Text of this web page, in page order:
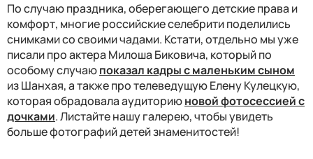
По случаю праздника, оберегающего детские права и
комфорт, многие российские селебрити поделились
снимками со своими чадами. Кстати, отдельно мы уже
писали про актера Милоша Биковича, который по
особому случаюпоказал кадры с маленьким сыном
из Шанхая, а также про телеведущую Елену Кулецкую,
которая обрадовала аудиториюновой фотосессией с
дочками. Листайте нашу галерею, чтобы увидеть
больше фотографий детей знаменитостей!